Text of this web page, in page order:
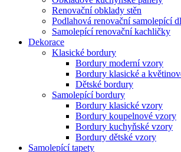
Renovační obklady stěn
Podlahová renovační samolepící
Samolepící renovační kachličky
Dekorace
Klasické bordury
Bordury moderní vzory
Bordury klasické a
Dětské bordury
Samolepící bordury
Bordury klasické vzory
Bordury koupelnové vzory
Bordury kuchyňské vzory
Bordury dětské vzory
Samolepící tapety